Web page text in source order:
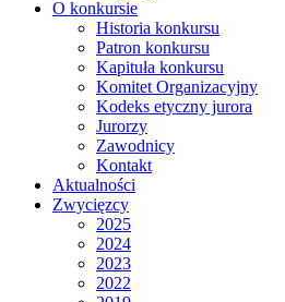
O konkursie
Historia konkursu
Patron konkursu
Kapituła konkursu
Komitet Organizacyjny
Kodeks etyczny jurora
Jurorzy
Zawodnicy
Kontakt
Aktualności
Zwycięzcy
2025
2024
2023
2022